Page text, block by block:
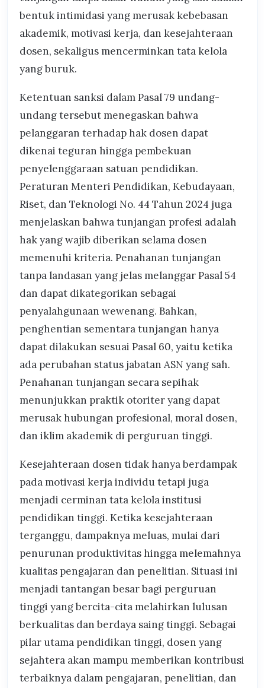
bentuk intimidasi yang merusak kebebasan
akademik, motivasi kerja, dan kesejahteraan
dosen, sekaligus mencerminkan tata kelola
yang buruk.
Ketentuan sanksi dalam Pasal 79 undang-
undang tersebut menegaskan bahwa
pelanggaran terhadap hak dosen dapat
dikenai teguran hingga pembekuan
penyelenggaraan satuan pendidikan.
Peraturan Menteri Pendidikan, Kebudayaan,
Riset, dan Teknologi No. 44 Tahun 2024 juga
menjelaskan bahwa tunjangan profesi adalah
hak yang wajib diberikan selama dosen
memenuhi kriteria. Penahanan tunjangan
tanpa landasan yang jelas melanggar Pasal 54
dan dapat dikategorikan sebagai
penyalahgunaan wewenang. Bahkan,
penghentian sementara tunjangan hanya
dapat dilakukan sesuai Pasal 60, yaitu ketika
ada perubahan status jabatan ASN yang sah.
Penahanan tunjangan secara sepihak
menunjukkan praktik otoriter yang dapat
merusak hubungan profesional, moral dosen,
dan iklim akademik di perguruan tinggi.
Kesejahteraan dosen tidak hanya berdampak
pada motivasi kerja individu tetapi juga
menjadi cerminan tata kelola institusi
pendidikan tinggi. Ketika kesejahteraan
terganggu, dampaknya meluas, mulai dari
penurunan produktivitas hingga melemahnya
kualitas pengajaran dan penelitian. Situasi ini
menjadi tantangan besar bagi perguruan
tinggi yang bercita-cita melahirkan lulusan
berkualitas dan berdaya saing tinggi. Sebagai
pilar utama pendidikan tinggi, dosen yang
sejahtera akan mampu memberikan kontribusi
terbaiknya dalam pengajaran, penelitian, dan